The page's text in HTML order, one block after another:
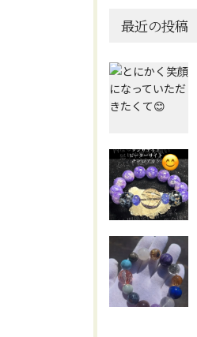
最近の投稿